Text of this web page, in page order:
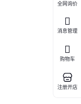
全网询价
消息管理
购物车
注册开店